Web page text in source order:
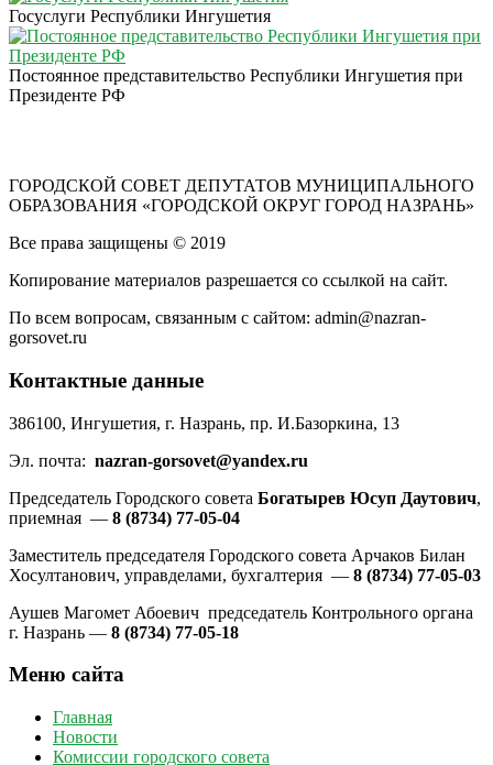
Госуслуги Республики Ингушетия
Постоянное представительство Республики Ингушетия при
Президенте РФ
ГОРОДСКОЙ СОВЕТ ДЕПУТАТОВ МУНИЦИПАЛЬНОГО
ОБРАЗОВАНИЯ «ГОРОДСКОЙ ОКРУГ ГОРОД НАЗРАНЬ»
Все права защищены © 2019
Копирование материалов разрешается со ссылкой на сайт.
По всем вопросам, связанным с сайтом: admin@nazran-
gorsovet.ru
Контактные данные
386100, Ингушетия, г. Назрань, пр. И.Базоркина, 13
Эл. почта: nazran-gorsovet@yandex.ru
Председатель Городского совета Богатырев Юсуп Даутович,
приемная — 8 (8734) 77-05-04
Заместитель председателя Городского совета Арчаков Билан
Хосултанович, управделами, бухгалтерия — 8 (8734) 77-05-03
Аушев Магомет Абоевич председатель Контрольного органа
г. Назрань — 8 (8734) 77-05-18
Меню сайта
Главная
Новости
Комиссии городского совета